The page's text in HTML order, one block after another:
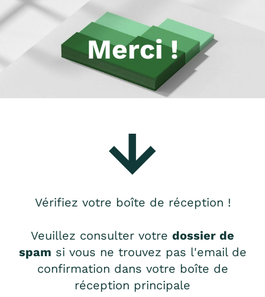
Merci !
Vérifiez votre boîte de réception !
Veuillez consulter votre dossier de
spam si vous ne trouvez pas l'email de
confirmation dans votre boîte de
réception principale